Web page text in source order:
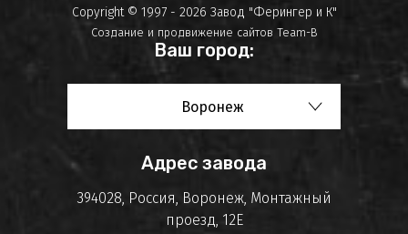
Copyright © 1997 - 2026 Завод "Ферингер и К"
Создание и продвижение сайтов Team-B
Ваш город:
Воронеж
Адрес завода
394028, Россия, Воронеж, Монтажный
проезд, 12Е